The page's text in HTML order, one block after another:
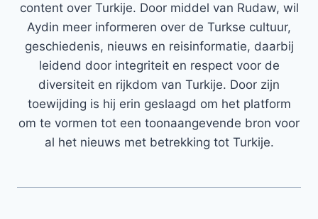
content over Turkije. Door middel van Rudaw, wil
Aydin meer informeren over de Turkse cultuur,
geschiedenis, nieuws en reisinformatie, daarbij
leidend door integriteit en respect voor de
diversiteit en rijkdom van Turkije. Door zijn
toewijding is hij erin geslaagd om het platform
om te vormen tot een toonaangevende bron voor
al het nieuws met betrekking tot Turkije.